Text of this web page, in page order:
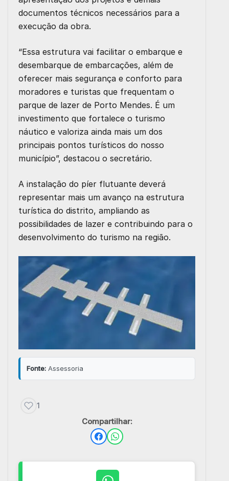
documentos técnicos necessários para a
execução da obra.
“Essa estrutura vai facilitar o embarque e
desembarque de embarcações, além de
oferecer mais segurança e conforto para
moradores e turistas que frequentam o
parque de lazer de Porto Mendes. É um
investimento que fortalece o turismo
náutico e valoriza ainda mais um dos
principais pontos turísticos do nosso
município”, destacou o secretário.
A instalação do píer flutuante deverá
representar mais um avanço na estrutura
turística do distrito, ampliando as
possibilidades de lazer e contribuindo para o
desenvolvimento do turismo na região.
Fonte: Assessoria
1
Compartilhar: